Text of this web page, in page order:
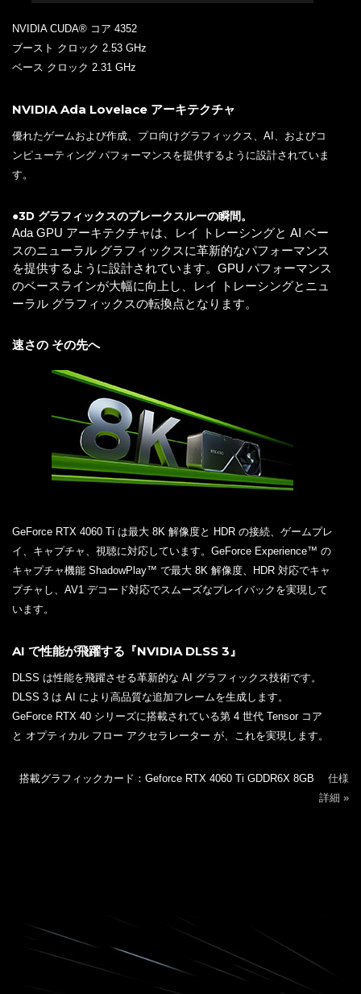
NVIDIA CUDA® コア 4352
ブースト クロック 2.53 GHz
ベース クロック 2.31 GHz
NVIDIA Ada Lovelace アーキテクチャ
優れたゲームおよび作成、プロ向けグラフィックス、AI、およびコ
ンピューティング パフォーマンスを提供するように設計されていま
す。
●3D グラフィックスのブレークスルーの瞬間。
Ada GPU アーキテクチャは、レイ トレーシングと AI ベー
スのニューラル グラフィックスに革新的なパフォーマンス
を提供するように設計されています。GPU パフォーマンス
のベースラインが大幅に向上し、レイ トレーシングとニュ
ーラル グラフィックスの転換点となります。
速さの その先へ
GeForce RTX 4060 Ti は最大 8K 解像度と HDR の接続、ゲームプレ
イ、キャプチャ、視聴に対応しています。GeForce Experience™ の
キャプチャ機能 ShadowPlay™ で最大 8K 解像度、HDR 対応でキャ
プチャし、AV1 デコード対応でスムーズなプレイバックを実現して
います。
AI で性能が飛躍する『NVIDIA DLSS 3』
DLSS は性能を飛躍させる革新的な AI グラフィックス技術です。
DLSS 3 は AI により高品質な追加フレームを生成します。
GeForce RTX 40 シリーズに搭載されている第 4 世代 Tensor コア
と オプティカル フロー アクセラレーター が、これを実現します。
搭載グラフィックカード：Geforce RTX 4060 Ti GDDR6X 8GB 仕様
詳細 »